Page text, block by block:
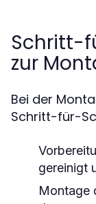
Schritt-
zur
Bei der
Schritt-für-
gereinigt
Montage